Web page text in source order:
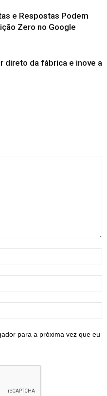
e Respostas Podem
Zero no Google
direto da fábrica e inove a
para a próxima vez que eu